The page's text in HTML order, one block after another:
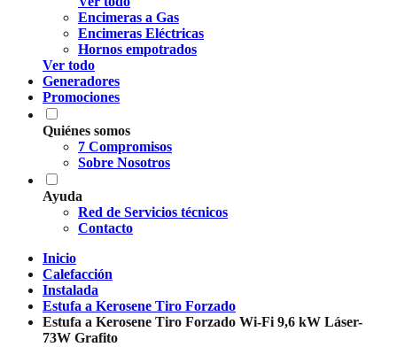
Encimeras a Gas
Encimeras Eléctricas
Hornos empotrados
Ver todo
Generadores
Promociones
Quiénes somos
7 Compromisos
Sobre Nosotros
Ayuda
Red de Servicios técnicos
Contacto
Inicio
Calefacción
Instalada
Estufa a Kerosene Tiro Forzado
Estufa a Kerosene Tiro Forzado Wi-Fi 9,6 kW Láser-
73W Grafito